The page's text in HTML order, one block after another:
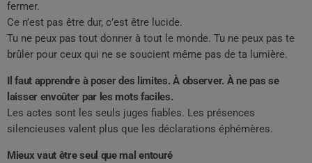
fermer.
Ce n’est pas être dur, c’est être lucide.
Tu ne peux pas tout donner à tout le monde. Tu ne peux pas te
brûler pour ceux qui ne se soucient même pas de ta lumière.
Il faut apprendre à poser des limites. À observer. À ne pas se
laisser envoûter par les mots faciles.
Les actes sont les seuls juges fiables. Les présences
silencieuses valent plus que les déclarations éphémères.
Mieux vaut être seul que mal entouré